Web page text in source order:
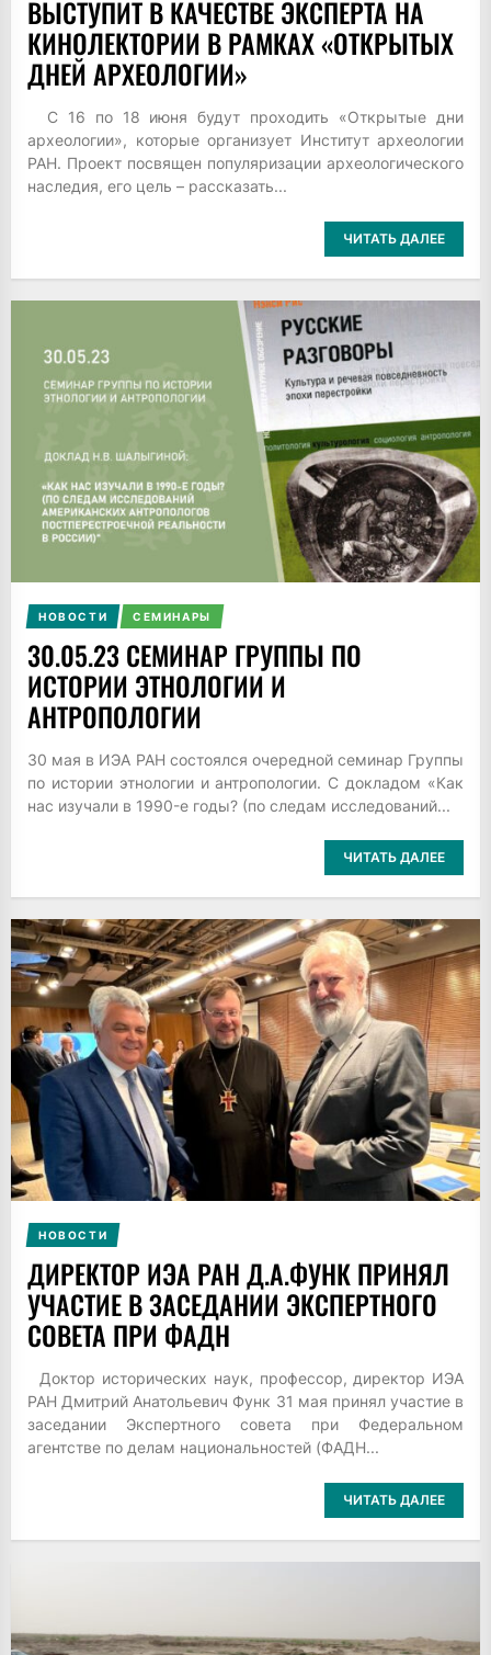
ВЫСТУПИТ В КАЧЕСТВЕ ЭКСПЕРТА НА
КИНОЛЕКТОРИИ В РАМКАХ «ОТКРЫТЫХ
ДНЕЙ АРХЕОЛОГИИ»
С 16 по 18 июня будут проходить «Открытые дни
археологии», которые организует Институт археологии
РАН. Проект посвящен популяризации археологического
наследия, его цель – рассказать...
ЧИТАТЬ ДАЛЕЕ
НОВОСТИ СЕМИНАРЫ
30.05.23 CЕМИНАР ГРУППЫ ПО
ИСТОРИИ ЭТНОЛОГИИ И
АНТРОПОЛОГИИ
30 мая в ИЭА РАН состоялся очередной семинар Группы
по истории этнологии и антропологии. С докладом «Как
нас изучали в 1990-е годы? (по следам исследований...
ЧИТАТЬ ДАЛЕЕ
НОВОСТИ
ДИРЕКТОР ИЭА РАН Д.А.ФУНК ПРИНЯЛ
УЧАСТИЕ В ЗАСЕДАНИИ ЭКСПЕРТНОГО
СОВЕТА ПРИ ФАДН
Доктор исторических наук, профессор, директор ИЭА
РАН Дмитрий Анатольевич Функ 31 мая принял участие в
заседании Экспертного совета при Федеральном
агентстве по делам национальностей (ФАДН...
ЧИТАТЬ ДАЛЕЕ